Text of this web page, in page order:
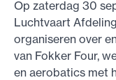
Op zaterdag 30
Luchtvaart
organiseren over
van Fokker Four,
en aerobatics met